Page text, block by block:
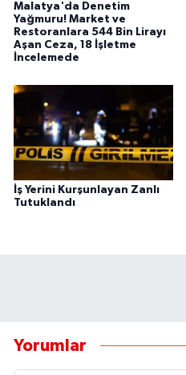
Malatya'da Denetim
Yağmuru! Market ve
Restoranlara 544 Bin Lirayı
Aşan Ceza, 18 İşletme
İncelemede
İş Yerini Kurşunlayan Zanlı
Tutuklandı
Yorumlar